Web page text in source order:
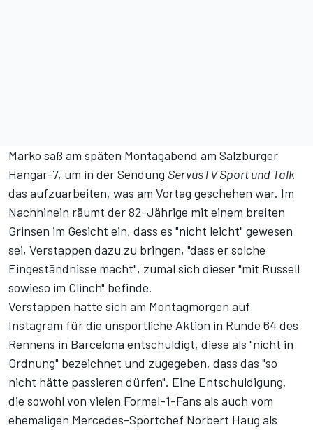
Marko saß am späten Montagabend am Salzburger
Hangar-7, um in derSendung ServusTV Sport und Talk
das aufzuarbeiten, was am Vortag geschehen war. Im
Nachhinein räumt der 82-Jährige mit einem breiten
Grinsen im Gesicht ein, dass es "nicht leicht" gewesen
sei, Verstappen dazu zu bringen, "dass er solche
Eingeständnisse macht", zumal sich dieser "mit Russell
sowieso im Clinch" befinde.
Verstappen hatte sich am Montagmorgen auf
Instagram für die unsportliche Aktion in Runde 64 des
Rennens in Barcelona entschuldigt, diese als "nicht in
Ordnung" bezeichnet und zugegeben, dass das "so
nicht hätte passieren dürfen". Eine Entschuldigung,
die sowohl von vielen Formel-1-Fans als auch vom
ehemaligen Mercedes-Sportchef Norbert Haug als